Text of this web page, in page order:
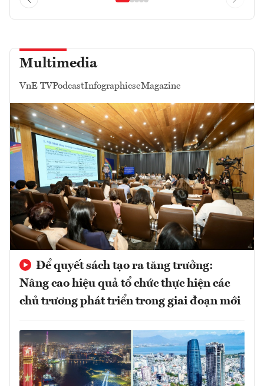
Multimedia
VnE TVPodcastInfographicseMagazine
Để quyết sách tạo ra tăng trưởng:
Nâng cao hiệu quả tổ chức thực hiện các
chủ trương phát triển trong giai đoạn mới